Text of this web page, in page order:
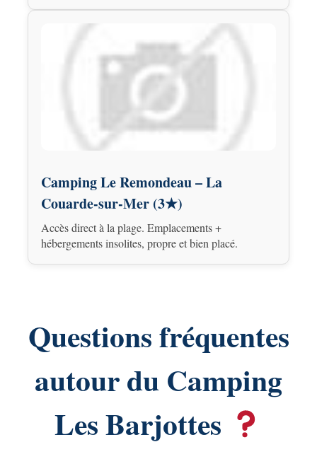
Camping Le Remondeau – La
Couarde-sur-Mer (3★)
Accès direct à la plage. Emplacements +
hébergements insolites, propre et bien placé.
Questions fréquentes
autour du Camping
Les Barjottes